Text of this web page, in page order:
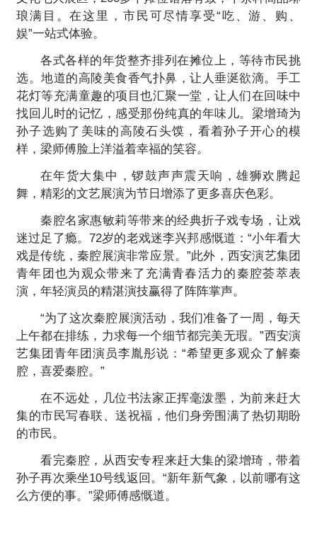
琅满目。在这里，市民可尽情享受“吃、游、购、
娱”一站式体验。
各式各样的年货整齐排列在摊位上，等待市民挑
选。地道的高陵美食香气扑鼻，让人垂涎欲滴。手工
花灯等充满童趣的项目也汇聚一堂，让人们在回味中
找回儿时的记忆，感受那份纯真的年味儿。梁增琦为
孙子选购了美味的高陵石头馍，看着孙子开心的模
样，梁师傅脸上洋溢着幸福的笑容。
在年货大集中，锣鼓声声震天响，雄狮欢腾起
舞，精彩的文艺展演为节日增添了更多喜庆色彩。
秦腔名家惠敏莉等带来的经典折子戏专场，让戏
迷过足了瘾。72岁的老戏迷李兴邦感慨道：“小年看大
戏是传统，秦腔展演非常应景。”此外，西安演艺集团
青年团也为观众带来了充满青春活力的秦腔荟萃表
演，年轻演员的精湛演技赢得了阵阵掌声。
“为了这次秦腔展演活动，我们准备了一周，每天
上午都在排练，力求每一个细节都完美无瑕。”西安演
艺集团青年团演员李胤彤说：“希望更多观众了解秦
腔，喜爱秦腔。”
在不远处，几位书法家正挥毫泼墨，为前来赶大
集的市民写春联、送祝福，他们身旁围满了热切期盼
的市民。
看完秦腔，从西安专程来赶大集的梁增琦，带着
孙子再次乘坐10号线返回。“新年新气象，以前哪有这
么方便的事。”梁师傅感慨道。